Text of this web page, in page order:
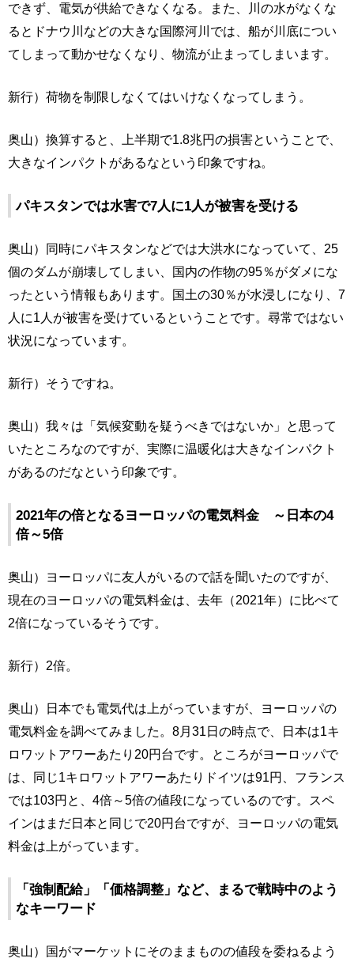
できず、電気が供給できなくなる。また、川の水がなくな
るとドナウ川などの大きな国際河川では、船が川底につい
てしまって動かせなくなり、物流が止まってしまいます。
新行）荷物を制限しなくてはいけなくなってしまう。
奥山）換算すると、上半期で1.8兆円の損害ということで、
大きなインパクトがあるなという印象ですね。
パキスタンでは水害で7人に1人が被害を受ける
奥山）同時にパキスタンなどでは大洪水になっていて、25
個のダムが崩壊してしまい、国内の作物の95％がダメにな
ったという情報もあります。国土の30％が水浸しになり、7
人に1人が被害を受けているということです。尋常ではない
状況になっています。
新行）そうですね。
奥山）我々は「気候変動を疑うべきではないか」と思って
いたところなのですが、実際に温暖化は大きなインパクト
があるのだなという印象です。
2021年の倍となるヨーロッパの電気料金 ～日本の4
倍～5倍
奥山）ヨーロッパに友人がいるので話を聞いたのですが、
現在のヨーロッパの電気料金は、去年（2021年）に比べて
2倍になっているそうです。
新行）2倍。
奥山）日本でも電気代は上がっていますが、ヨーロッパの
電気料金を調べてみました。8月31日の時点で、日本は1キ
ロワットアワーあたり20円台です。ところがヨーロッパで
は、同じ1キロワットアワーあたりドイツは91円、フランス
では103円と、4倍～5倍の値段になっているのです。スペ
インはまだ日本と同じで20円台ですが、ヨーロッパの電気
料金は上がっています。
「強制配給」「価格調整」など、まるで戦時中のよう
なキーワード
奥山）国がマーケットにそのままものの値段を委ねるよう